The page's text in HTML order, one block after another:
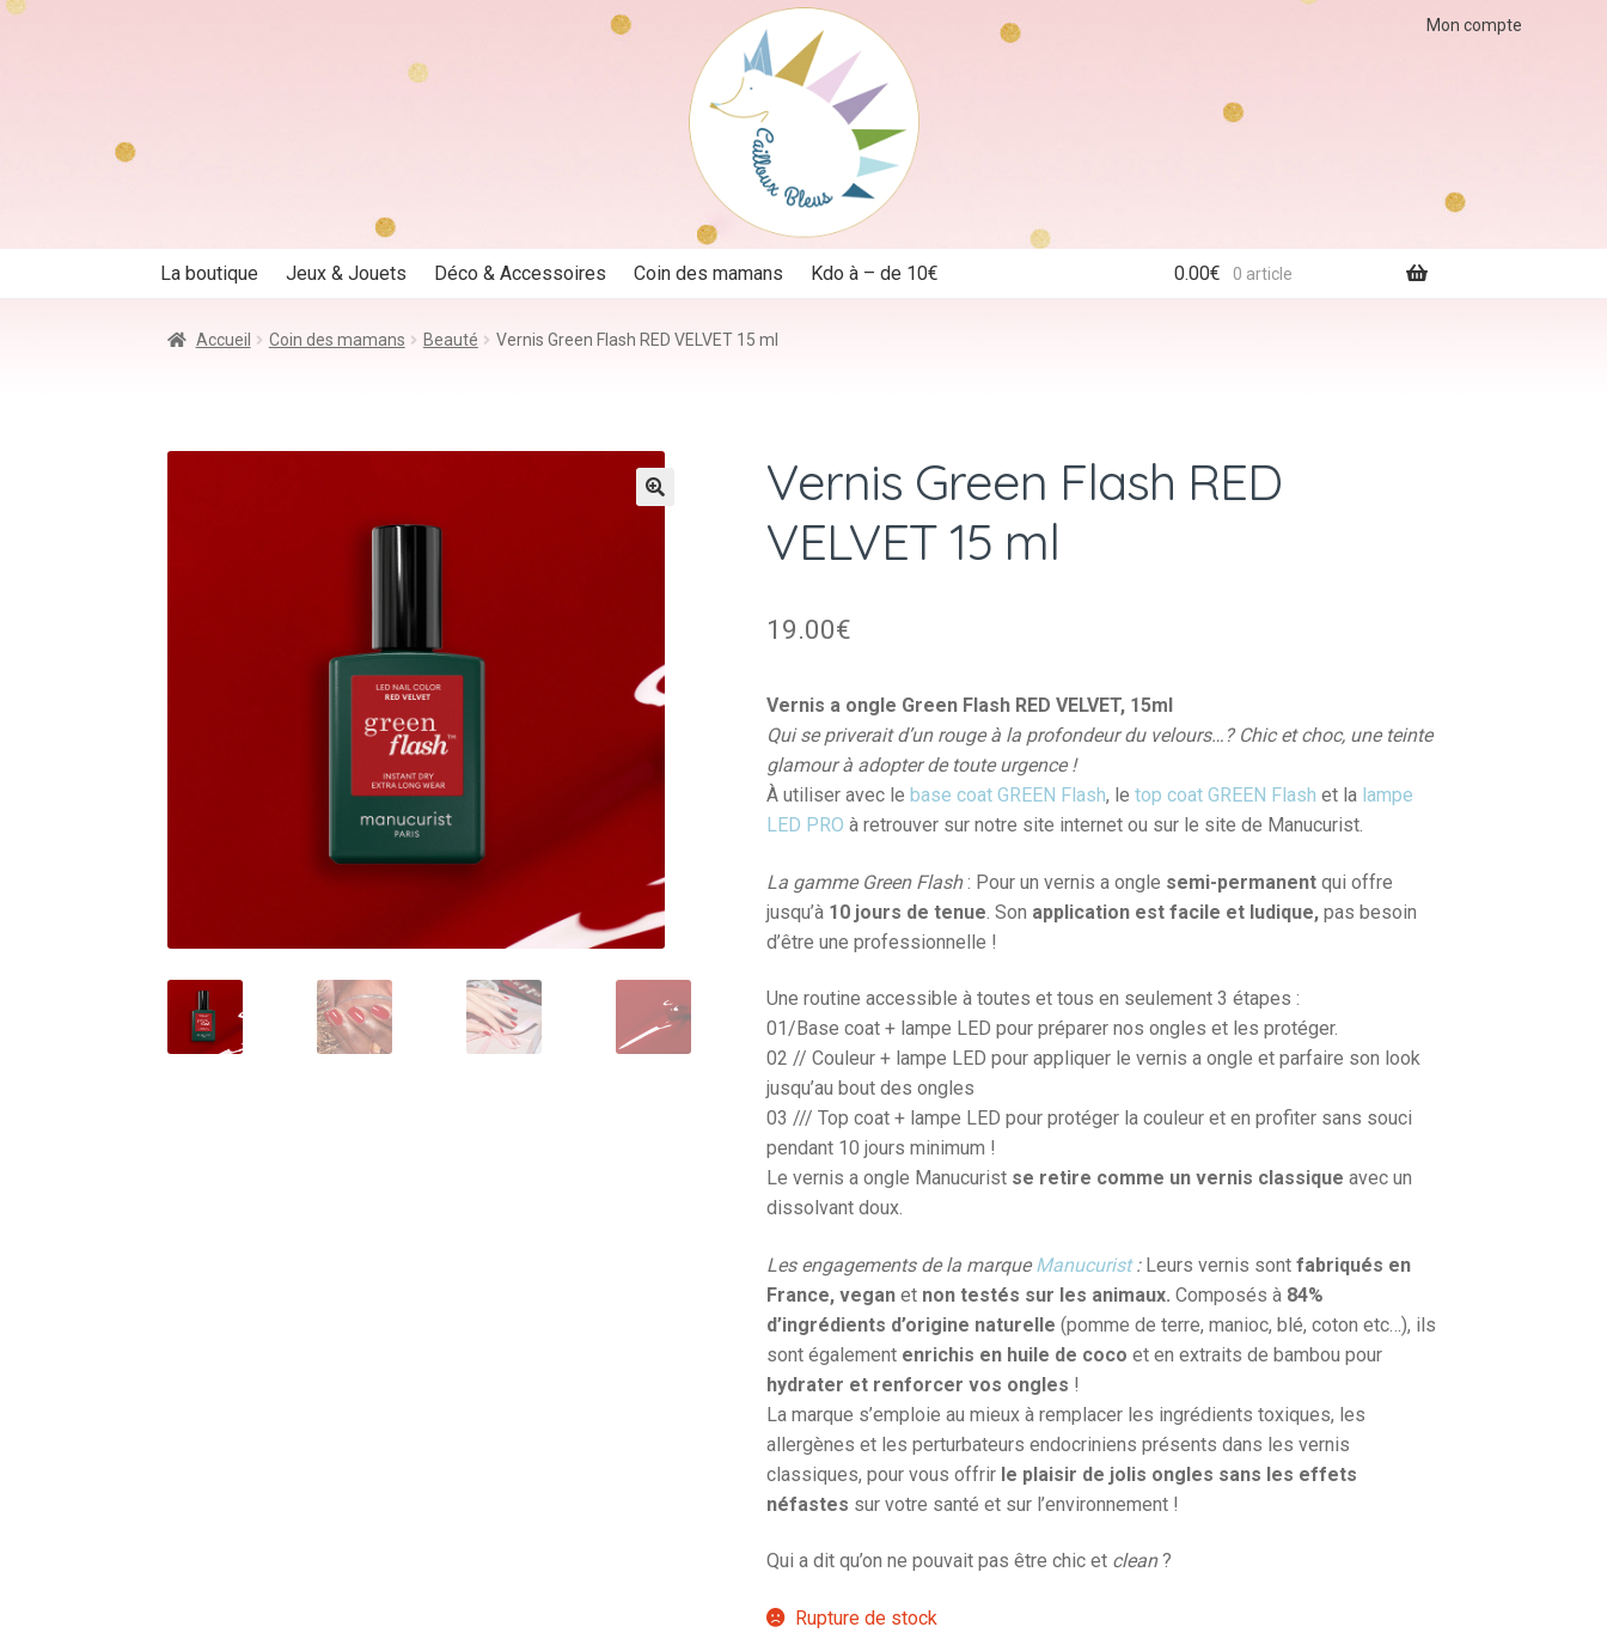
Mon compte
La boutique Jeux & Jouets Déco & Accessoires Coin des mamans Kdo à – de 10€ 0.00€ 0 article
Accueil Coin des mamans Beauté Vernis Green Flash RED VELVET 15 ml
Vernis Green Flash RED
VELVET 15 ml
19.00€
Vernis a ongle Green Flash RED VELVET, 15ml
Qui se priverait d’un rouge à la profondeur du velours…? Chic et choc, une teinte
glamour à adopter de toute urgence !
À utiliser avec le base coat GREEN Flash, le top coat GREEN Flash et la lampe
LED PRO à retrouver sur notre site internet ou sur le site de Manucurist.
La gamme Green Flash: Pour un vernis a ongle semi-permanent qui offre
jusqu’à 10 jours de tenue . Son application est facile et ludique,pas besoin
d’être une professionnelle !
Une routine accessible à toutes et tous en seulement 3 étapes :
01/Base coat + lampe LED pour préparer nos ongles et les protéger.
02 // Couleur + lampe LED pour appliquer le vernis a ongle et parfaire son look
jusqu’au bout des ongles
03 /// Top coat + lampe LED pour protéger la couleur et en profiter sans souci
pendant 10 jours minimum !
Le vernis a ongle Manucuristse retire comme un vernis classique avec un
dissolvant doux.
Les engagements de la marqueManucurist:Leurs vernis sont fabriqués en
France, veganet non testés sur les animaux. Composés à 84%
d’ingrédients d’origine naturelle (pomme de terre, manioc, blé, coton etc…), ils
sont également enrichis en huile de coco et en extraits de bambou pour
hydrater et renforcer vos ongles !
La marque s’emploie au mieux à remplacer les ingrédients toxiques, les
allergènes et les perturbateurs endocriniens présents dans les vernis
classiques, pour vous offrirle plaisir de jolis ongles sans les effets
néfastes sur votre santé et sur l’environnement !
Qui a dit qu’on ne pouvait pas être chic et clean?
Rupture de stock